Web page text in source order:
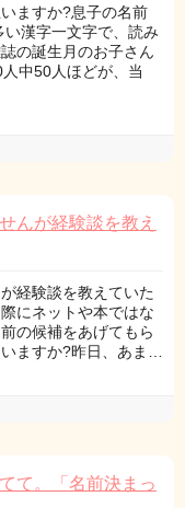
ますか?息子の名前
漢字一文字で、読み
の誕生月のお子さん
中50人ほどが、当
んが経験談を教え
経験談を教えていた
にネットや本ではな
の候補をあげてもら
ますか?昨日、あま…
て。「名前決まっ